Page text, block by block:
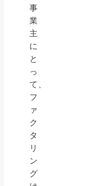
事
業
主
に
と
っ
て、
フ
ァ
ク
タ
リ
ン
グ